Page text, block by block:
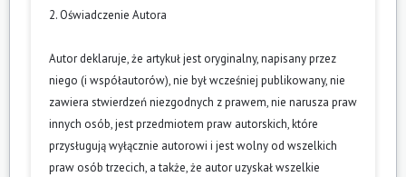
2. Oświadczenie Autora
Autor deklaruje, że artykuł jest oryginalny, napisany przez
niego (i współautorów), nie był wcześniej publikowany, nie
zawiera stwierdzeń niezgodnych z prawem, nie narusza praw
innych osób, jest przedmiotem praw autorskich, które
przysługują wyłącznie autorowi i jest wolny od wszelkich
praw osób trzecich, a także, że autor uzyskał wszelkie